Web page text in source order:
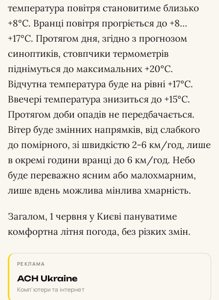
температура повітря становитиме близько
+8°С. Вранці повітря прогріється до +8…
+17°С. Протягом дня, згідно з прогнозом
синоптиків, стовпчики термометрів
піднімуться до максимальних +20°С.
Відчутна температура буде на рівні +17°С.
Ввечері температура знизиться до +15°С.
Протягом доби опадів не передбачається.
Вітер буде змінних напрямків, від слабкого
до помірного, зі швидкістю 2-6 км/год, лише
в окремі години вранці до 6 км/год. Небо
буде переважно ясним або малохмарним,
лише вдень можлива мінлива хмарність.
Загалом, 1 червня у Києві пануватиме
комфортна літня погода, без різких змін.
РЕКЛАМА
ACH Ukraine
Комп'ютери та інтернет